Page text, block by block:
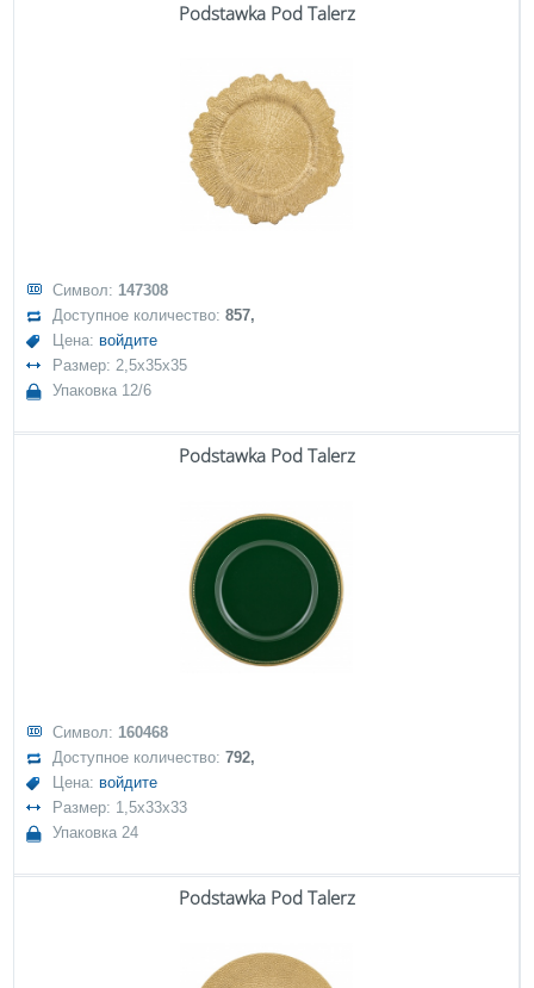
Podstawka Pod Talerz
Символ: 147308
Доступное количество:857,
Цена: войдите
Размер: 2,5x35x35
Упаковка 12/6
Podstawka Pod Talerz
Символ: 160468
Доступное количество:792,
Цена: войдите
Размер: 1,5x33x33
Упаковка 24
Podstawka Pod Talerz